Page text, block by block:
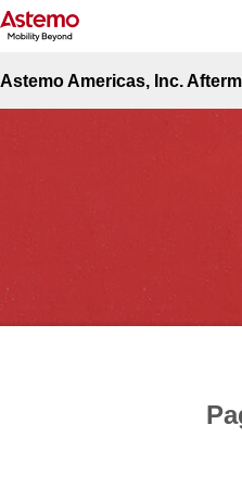
Astemo Americas, Inc.
Actualités et
Haut du site